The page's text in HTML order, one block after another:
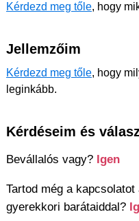
Kérdezd meg tőle, hogy
Jellemzőim
Kérdezd meg tőle, hogy
leginkább.
Kérdéseim és
Bevállalós vagy? Igen
Tartod még a kapcsolatot
gyerekkori barátaiddal?